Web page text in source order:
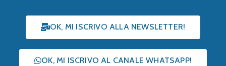
OK, MI ISCRIVO ALLA NEWSLETTER!
OK, MI ISCRIVO AL CANALE WHATSAPP!